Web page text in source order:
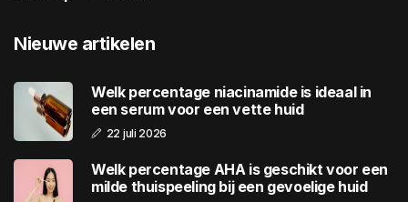
Nieuwe artikelen
Welk percentage niacinamide is ideaal in
een serum voor een vette huid
22 juli 2026
Welk percentage AHA is geschikt voor een
milde thuispeeling bij een gevoelige huid